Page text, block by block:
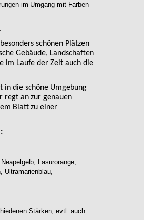
im Umgang mit Farben
schönen Plätzen
Gebäude, Landschaften
im Laufe der Zeit auch die
die schöne Umgebung
regt an zur genauen
Blatt zu einer
Lasurorange,
Ultramarienblau,
Stärken, evtl. auch